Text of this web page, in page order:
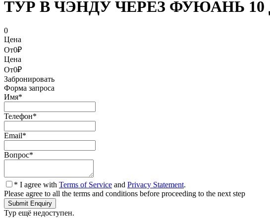
ТУР В ЧЭНДУ ЧЕРЕЗ ФУЮАНЬ 10
0
Цена
От0₽
Цена
От0₽
Забронировать
Форма запроса
Имя*
Телефон*
Email*
Вопрос*
* I agree with Terms of Service and Privacy Statement.
Please agree to all the terms and conditions before proceeding to the next step
Тур ещё недоступен.